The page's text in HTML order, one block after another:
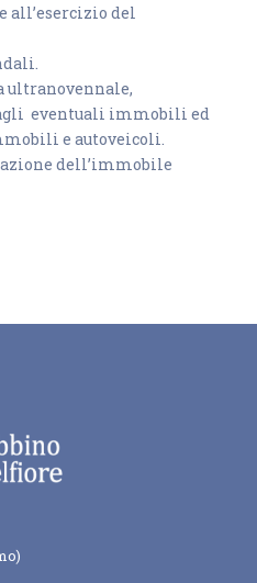
all’esercizio del
ultranovennale,
eventuali immobili ed
e autoveicoli.
dell’immobile